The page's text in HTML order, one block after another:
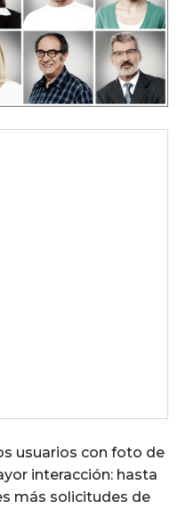
usuarios con foto de
interacción: hasta
más solicitudes de